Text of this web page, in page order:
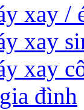
xay /
xay
xay
đình